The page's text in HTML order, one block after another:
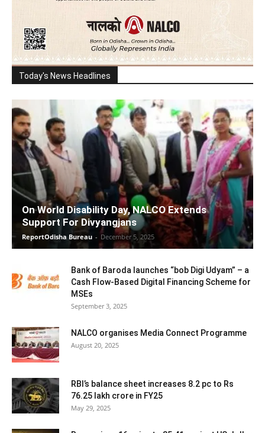
Today's News Headlines
On World Disability Day, NALCO Extends
Support For Divyangjans
ReportOdisha Bureau - December 5, 2025
Bank of Baroda launches “bob Digi Udyam” – a
Cash Flow-Based Digital Financing Scheme for
MSEs
September 3, 2025
NALCO organises Media Connect Programme
August 20, 2025
RBI’s balance sheet increases 8.2 pc to Rs
76.25 lakh crore in FY25
May 29, 2025